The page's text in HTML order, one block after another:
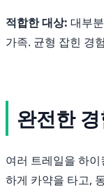
적합한 대상: 대부
가족. 균형 잡힌 경
완전한
여러 트레일을 하
하게 카약을 타고,